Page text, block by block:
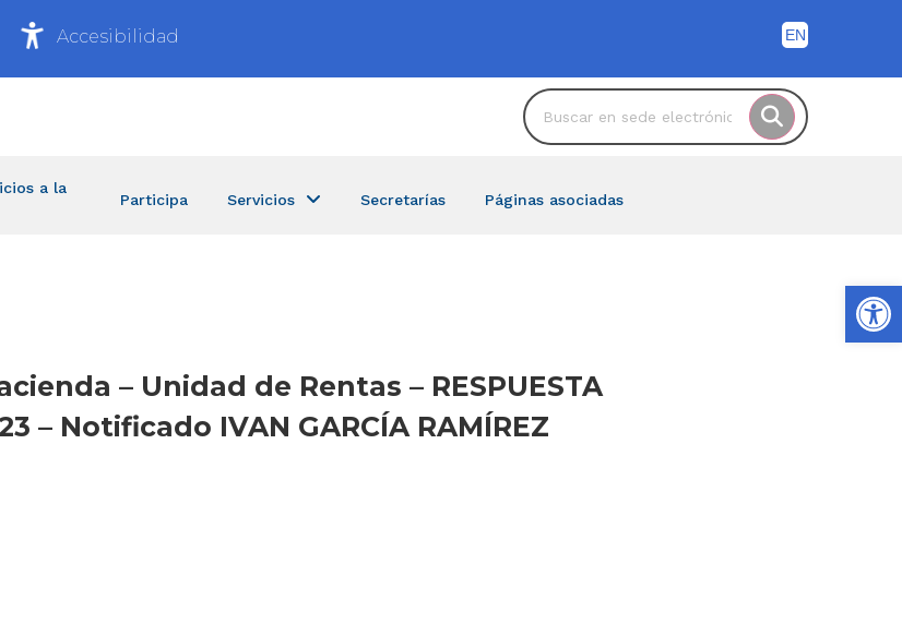
Accesibilidad
a la
Participa Servicios Secretarías Páginas asociadas
– Unidad de Rentas – RESPUESTA
– Notificado IVAN GARCÍA RAMÍREZ